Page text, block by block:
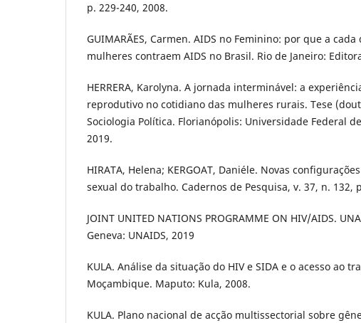
p. 229-240, 2008.
GUIMARÃES, Carmen. AIDS no Feminino: por que a cada
mulheres contraem AIDS no Brasil. Rio de Janeiro: Editora
HERRERA, Karolyna. A jornada interminável: a
reprodutivo no cotidiano das mulheres rurais. Tese
Sociologia Política. Florianópolis: Universidade Federal
2019.
HIRATA, Helena; KERGOAT, Daniéle. Novas
sexual do trabalho. Cadernos de Pesquisa, v. 37, n. 132,
JOINT UNITED NATIONS PROGRAMME ON HIV/AIDS.
Geneva: UNAIDS, 2019
KULA. Análise da situação do HIV e SIDA e o acesso ao
Moçambique. Maputo: Kula, 2008.
KULA. Plano nacional de acção multissectorial sobre